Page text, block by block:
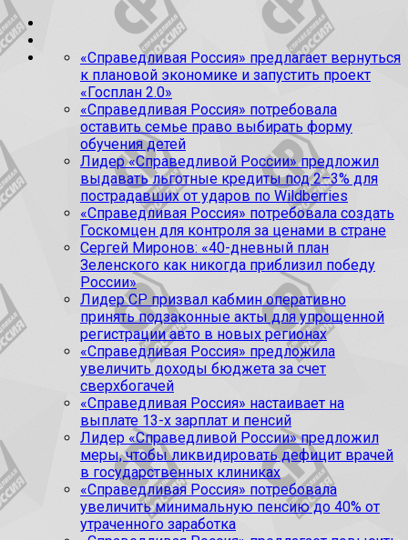
«Справедливая Россия» предлагает вернуться
к плановой экономике и запустить проект
«Госплан 2.0»
«Справедливая Россия» потребовала
оставить семье право выбирать форму
обучения детей
Лидер «Справедливой России» предложил
выдавать льготные кредиты под 2–3% для
пострадавших от ударов по Wildberries
«Справедливая Россия» потребовала создать
Госкомцен для контроля за ценами в стране
Сергей Миронов: «40-дневный план
Зеленского как никогда приблизил победу
России»
Лидер СР призвал кабмин оперативно
принять подзаконные акты для упрощенной
регистрации авто в новых регионах
«Справедливая Россия» предложила
увеличить доходы бюджета за счет
сверхбогачей
«Справедливая Россия» настаивает на
выплате 13-х зарплат и пенсий
Лидер «Справедливой России» предложил
меры, чтобы ликвидировать дефицит врачей
в государственных клиниках
«Справедливая Россия» потребовала
увеличить минимальную пенсию до 40% от
утраченного заработка